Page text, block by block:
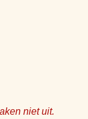
niet uit.